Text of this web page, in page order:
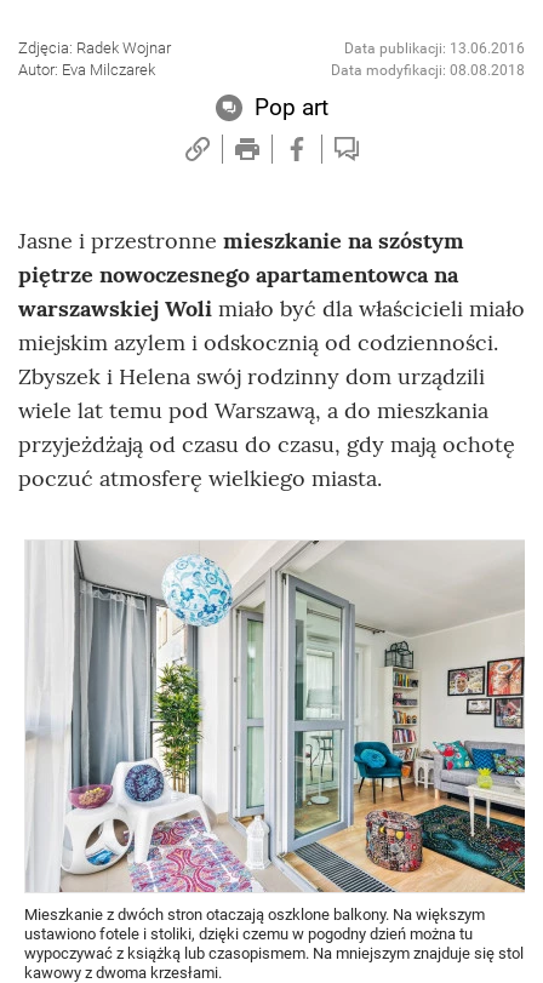
Zdjęcia: Radek Wojnar
Autor: Eva Milczarek
Data publikacji: 13.06.2016
Data modyfikacji: 08.08.2018
Pop art
Jasne i przestronne mieszkanie na szóstym
piętrze nowoczesnego apartamentowca na
warszawskiej Woli miało być dla właścicieli miało
miejskim azylem i odskocznią od codzienności.
Zbyszek i Helena swój rodzinny dom urządzili
wiele lat temu pod Warszawą, a do mieszkania
przyjeżdżają od czasu do czasu, gdy mają ochotę
poczuć atmosferę wielkiego miasta.
Mieszkanie z dwóch stron otaczają oszklone balkony. Na większym
ustawiono fotele i stoliki, dzięki czemu w pogodny dzień można tu
wypoczywać z książką lub czasopismem. Na mniejszym znajduje się stolik
kawowy z dwoma krzesłami.